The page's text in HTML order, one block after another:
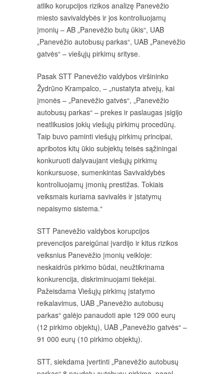
atliko korupcijos rizikos analizę Panevėžio
miesto savivaldybės ir jos kontroliuojamų
įmonių – AB „Panevėžio butų ūkis“, UAB
„Panevėžio autobusų parkas“, UAB „Panevėžio
gatvės“ – viešųjų pirkimų srityse.
Pasak STT Panevėžio valdybos viršininko
Žydrūno Krampalco, – „nustatyta atvejų, kai
įmonės – „Panevėžio gatvės“, „Panevėžio
autobusų parkas“ – prekes ir paslaugas įsigijo
neatlikusios jokių viešųjų pirkimų procedūrų.
Taip buvo paminti viešųjų pirkimų principai,
apribotos kitų ūkio subjektų teisės sąžiningai
konkuruoti dalyvaujant viešųjų pirkimų
konkursuose, sumenkintas Savivaldybės
kontroliuojamų įmonių prestižas. Tokiais
veiksmais kuriama savivalės ir įstatymų
nepaisymo sistema.“
STT Panevėžio valdybos korupcijos
prevencijos pareigūnai įvardijo ir kitus rizikos
veiksnius Panevėžio įmonių veikloje:
neskaidrūs pirkimo būdai, neužtikrinama
konkurencija, diskriminuojami tiekėjai.
Pažeisdama Viešųjų pirkimų įstatymo
reikalavimus, UAB „Panevėžio autobusų
parkas“ galėjo panaudoti apie 129 000 eurų
(12 pirkimo objektų), UAB „Panevėžio gatvės“ –
91 000 eurų (10 pirkimo objektų).
STT, siekdama įvertinti „Panevėžio autobusų